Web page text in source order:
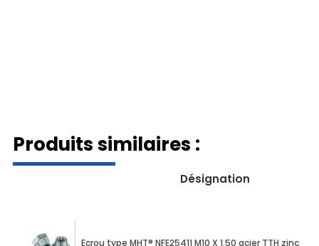
Produits similaires :
Désignation
Ecrou type MHT® NFE25411 M10 X 1.50 acier TTH zinc